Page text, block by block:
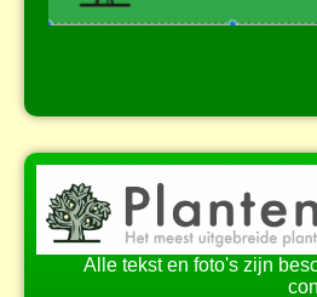
Alle tekst en foto's zijn